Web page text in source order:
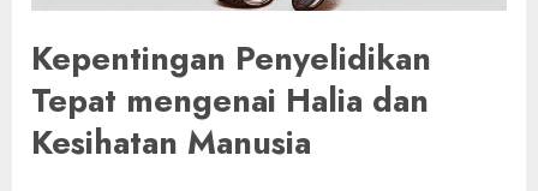
Kepentingan Penyelidikan
Tepat mengenai Halia dan
Kesihatan Manusia